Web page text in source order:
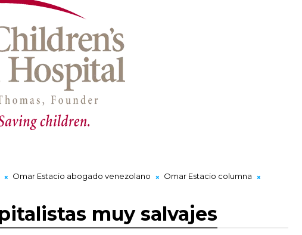
Omar Estacio abogado venezolano
Omar Estacio columna
muy salvajes